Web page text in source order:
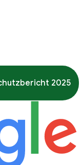
2025